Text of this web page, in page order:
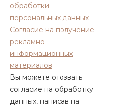
обработки
персональных данных
Согласие на получение
рекламно-
информационных
материалов
Вы можете отозвать
согласие на обработку
данных, написав на